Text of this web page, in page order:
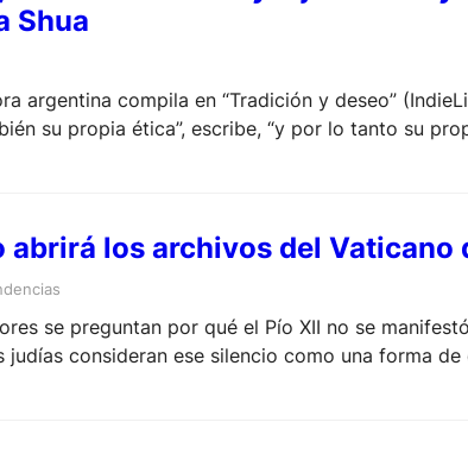
Shua
argentina compila en “Tradición y deseo”
su propia ética”, escribe, “y por lo tanto su
abrirá los archivos del Vaticano
se preguntan por qué el Pío XII no se
judías consideran ese silencio como una forma